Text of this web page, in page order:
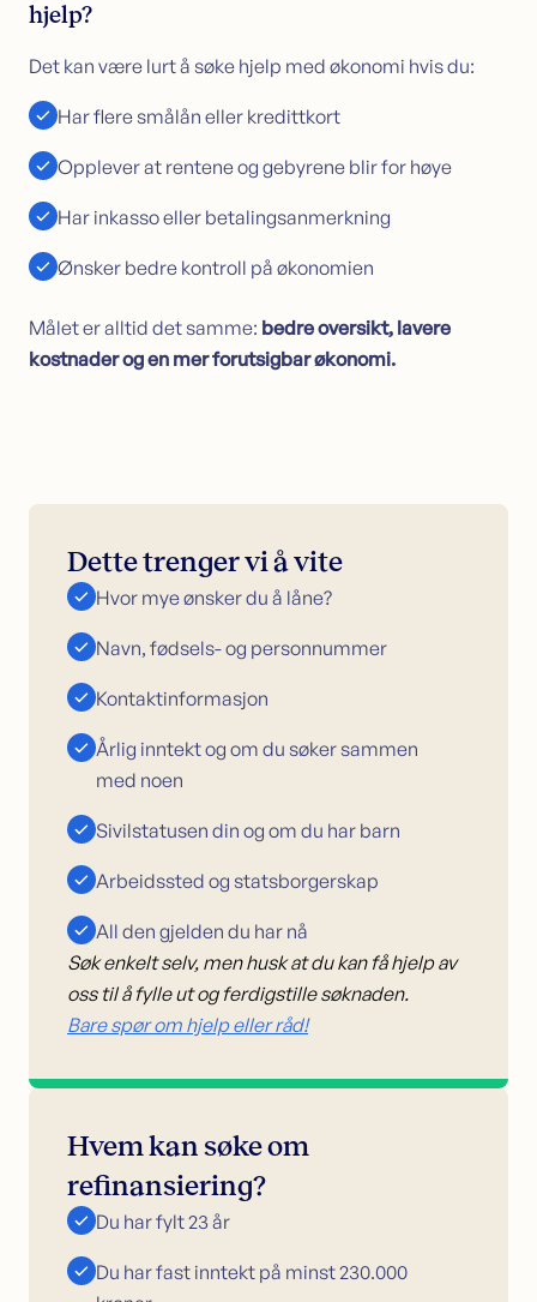
hjelp?
Det kan være lurt å søke hjelp med økonomi hvis du:
Har flere smålån eller kredittkort
Opplever at rentene og gebyrene blir for høye
Har inkasso eller betalingsanmerkning
Ønsker bedre kontroll på økonomien
Målet er alltid det samme: bedre oversikt, lavere
kostnader og en mer forutsigbar økonomi.
Dette trenger vi å vite
Hvor mye ønsker du å låne?
Navn, fødsels- og personnummer
Kontaktinformasjon
Årlig inntekt og om du søker sammen
med noen
Sivilstatusen din og om du har barn
Arbeidssted og statsborgerskap
All den gjelden du har nå
Søk enkelt selv, men husk at du kan få hjelp av
oss til å fylle ut og ferdigstille søknaden.
Bare spør om hjelp eller råd!
Hvem kan søke om
refinansiering?
Du har fylt 23 år
Du har fast inntekt på minst 230.000